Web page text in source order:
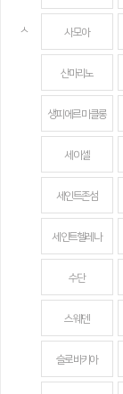
ㅅ 사모아
산마리노
생피에르 미클롱
세이셸
세인트존섬
세인트헬레나
수단
스웨덴
슬로바키아